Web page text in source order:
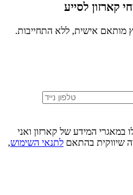
קארזון לסייע
מותאם אישית, ללא התחייבות.
במאגרי המידע של קארזון ואני
שיווקית בהתאם לתנאי השימוש,